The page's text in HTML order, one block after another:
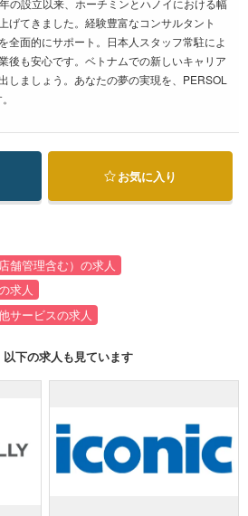
げてきました。経験豊富なコンサルタント
全面的にサポート。日本人スタッフ常駐によ
後も安心です。ベトナムでの新しいキャリア
しましょう。あなたの夢の実現を、PERSOL
お気に入り
舗管理含む）の求人
求人
サービスの求人
下の求人も見ています